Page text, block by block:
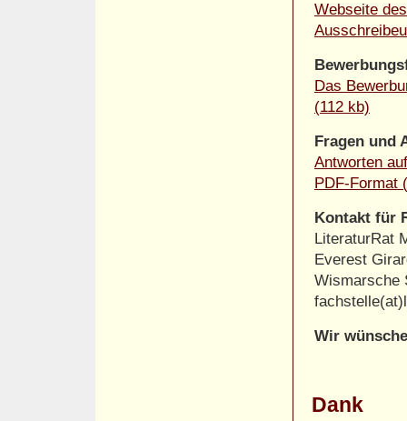
Webseite
Das
(112 kb)
Fragen und
Antworten
PDF-Format
Kontakt für
LiteraturRat
Everest
Wismarsche
Wir
Dank